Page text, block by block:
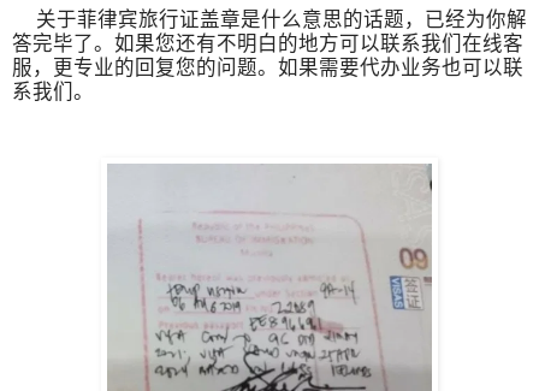
关于菲律宾旅行证盖章是什么意思的话题，已经为你解
答完毕了。如果您还有不明白的地方可以联系我们在线客
服，更专业的回复您的问题。如果需要代办业务也可以联
系我们。